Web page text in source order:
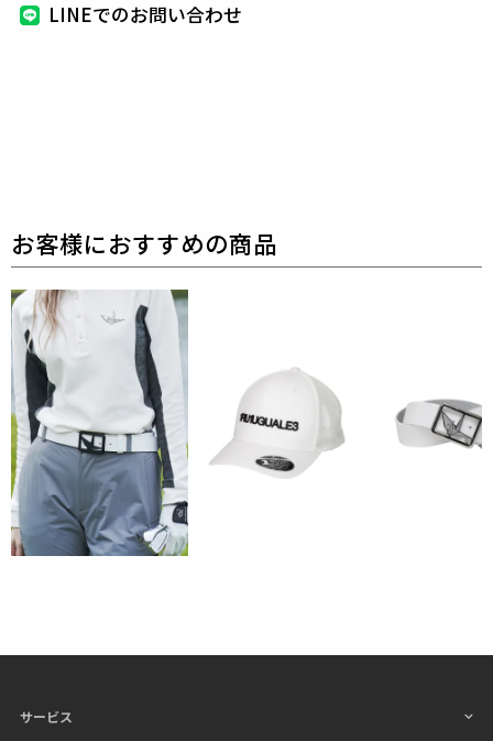
1PIU1UGUALE3 ADP GOLF
22SS COLLECTIONよりリリース。
1PIU1UGUALE3 GOLF（ウノピゥウノウグァーレト
レ ゴルフ）
日本から世界に向けて発信するブランドとして世界中
の上質な素材を贅沢に使用し、
ラグジュアリーな商品
をリリースし続ける1PIU1UGUALE3。
ハイエンドラ
グジュアリーブランドが提案する、高いデザイン性と
スポーツの機能美を併せ持ち上質を知る全てのプレイ
ヤーの為のウェアとしてリリースいたします。
なハイテク素材を採用し、ただ派手な物ではなくテー
ラーリングを得意とする
表地 : ナイロン90% ポリウレタン10%
LINEでのお問い合わせ
サービス